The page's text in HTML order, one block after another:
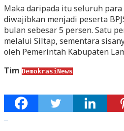
Maka daripada itu seluruh
diwajibkan menjadi peserta
bulan sebesar 5 persen. Satu
melalui Siltap, sementara
oleh Pemerintah Kabupaten
Tim DemokrasiNews